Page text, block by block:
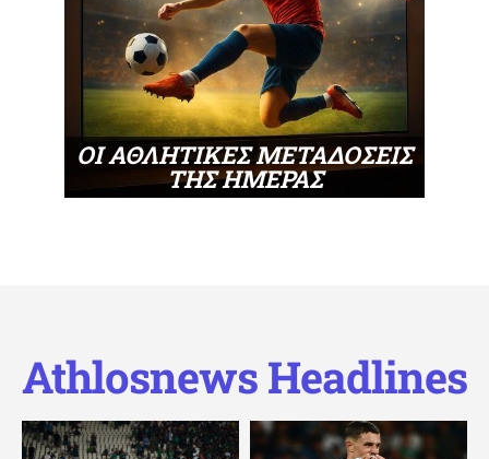
ΟΙ ΑΘΛΗΤΙΚΕΣ ΜΕΤΑΔΟΣΕΙΣ
ΤΗΣ ΗΜΕΡΑΣ
Athlosnews Headlines